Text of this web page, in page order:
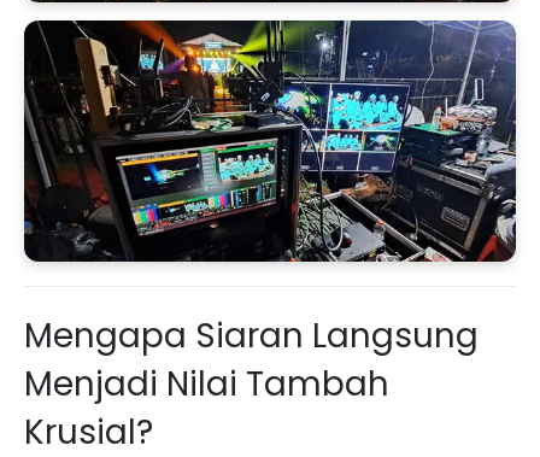
Mengapa Siaran Langsung
Menjadi Nilai Tambah
Krusial?